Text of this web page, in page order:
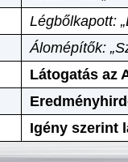
Légbőlkapott:
Álomépítők:
Látogatás az
Igény szerint